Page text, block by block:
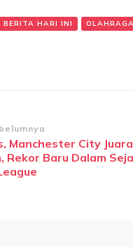
BERITA HARI INI OLAHRAGA
Manchester City
Rekor Baru Dalam